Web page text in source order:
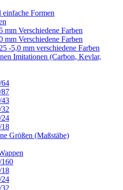
einfache Formen
mm Verschiedene Farben
mm Verschiedene Farben
-5,0 mm verschiedene Farben
Imitationen (Carbon, Kevlar,
64
87
43
24
18
Größen (Maßstäbe)
160
18
24